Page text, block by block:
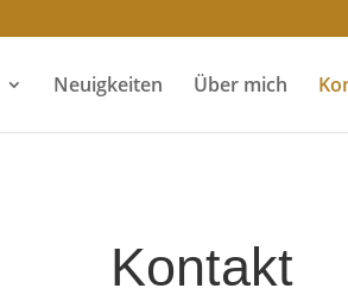
Neuigkeiten Über mich
Kontakt